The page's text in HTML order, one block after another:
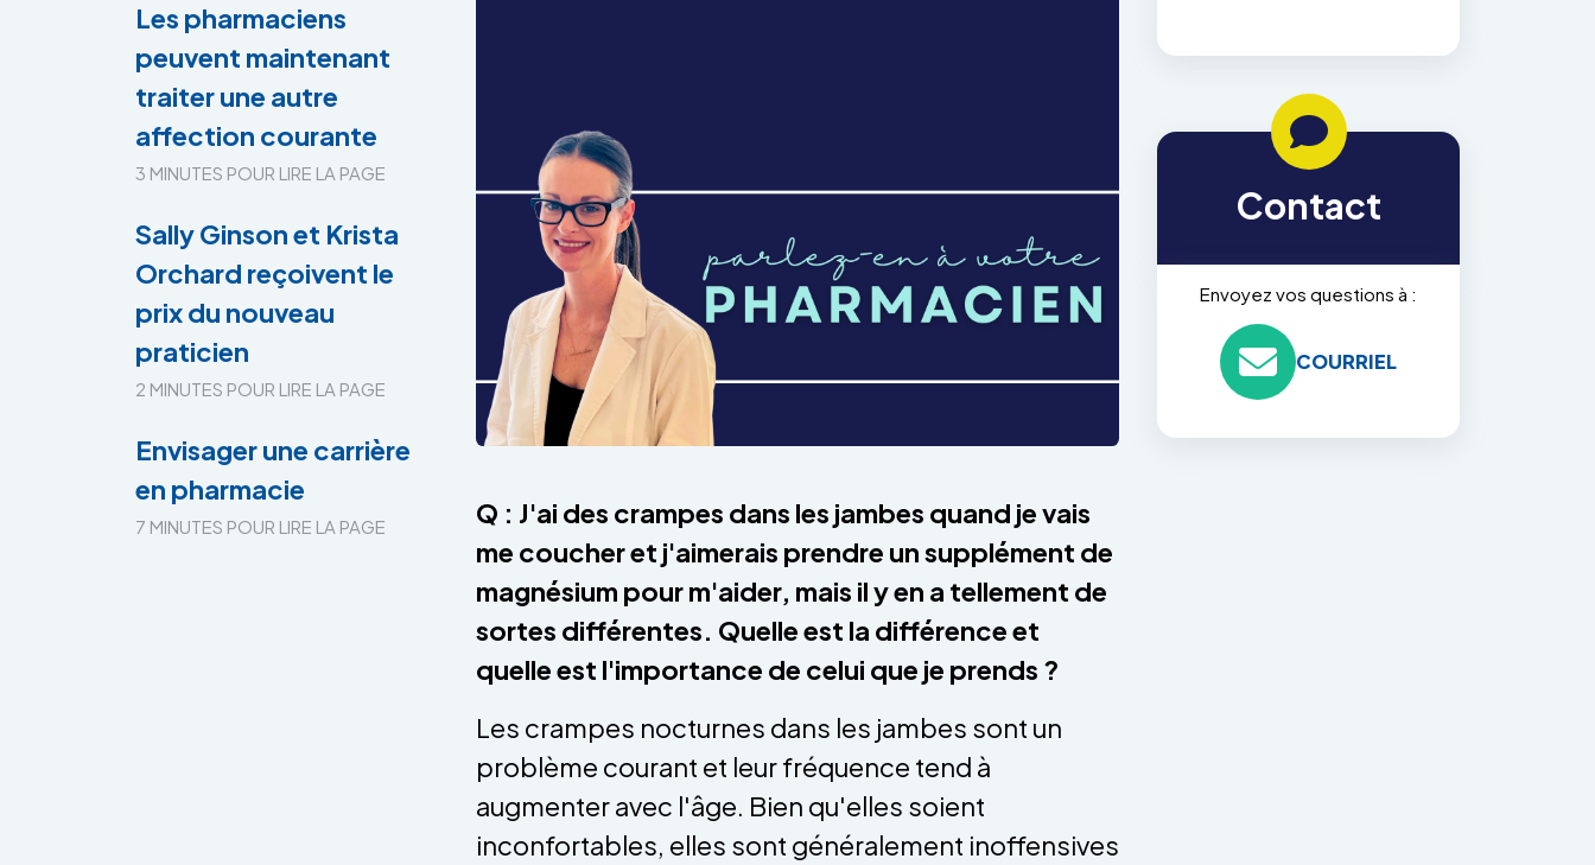
Les pharmaciens
peuvent maintenant
traiter une autre
affection courante
3 MINUTES POUR LIRE LA PAGE
Sally Ginson et Krista
Orchard reçoivent le
prix du nouveau
praticien
2 MINUTES POUR LIRE LA PAGE
Envisager une carrière
en pharmacie
7 MINUTES POUR LIRE LA PAGE
Q : J'ai des crampes dans les jambes quand je vais
me coucher et j'aimerais prendre un supplément de
magnésium pour m'aider, mais il y en a tellement de
sortes différentes. Quelle est la différence et
quelle est l'importance de celui que je prends ?
Les crampes nocturnes dans les jambes sont un
problème courant et leur fréquence tend à
augmenter avec l'âge. Bien qu'elles soient
inconfortables, elles sont généralement inoffensives
Contact
Envoyez vos questions à :
COURRIEL